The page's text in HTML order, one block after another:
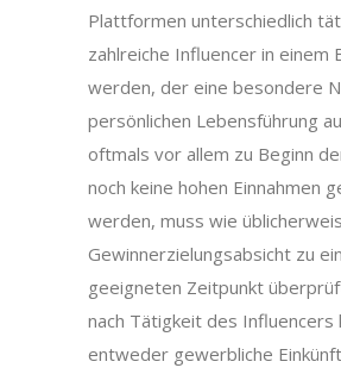
Plattformen unterschiedlich
zahlreiche Influencer in einem
werden, der eine besondere
persönlichen Lebensführung
oftmals vor allem zu Beginn
noch keine hohen Einnahmen
werden, muss wie
Gewinnerzielungsabsicht zu
geeigneten Zeitpunkt
nach Tätigkeit des Influencers
entweder gewerbliche